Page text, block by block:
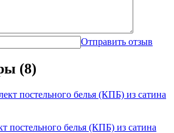
Отправить отзыв
(8)
постельного белья (КПБ) из сатина